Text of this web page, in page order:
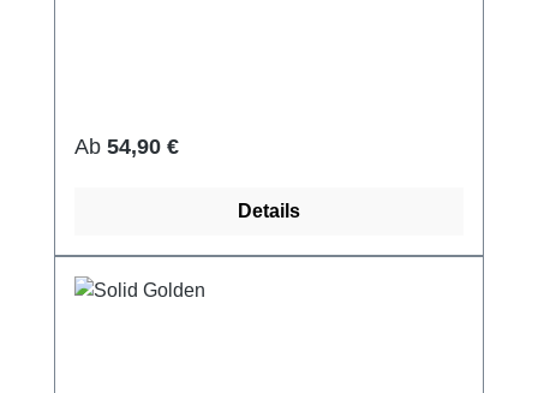
Regulärer Preis:
Ab 54,90 €
Details